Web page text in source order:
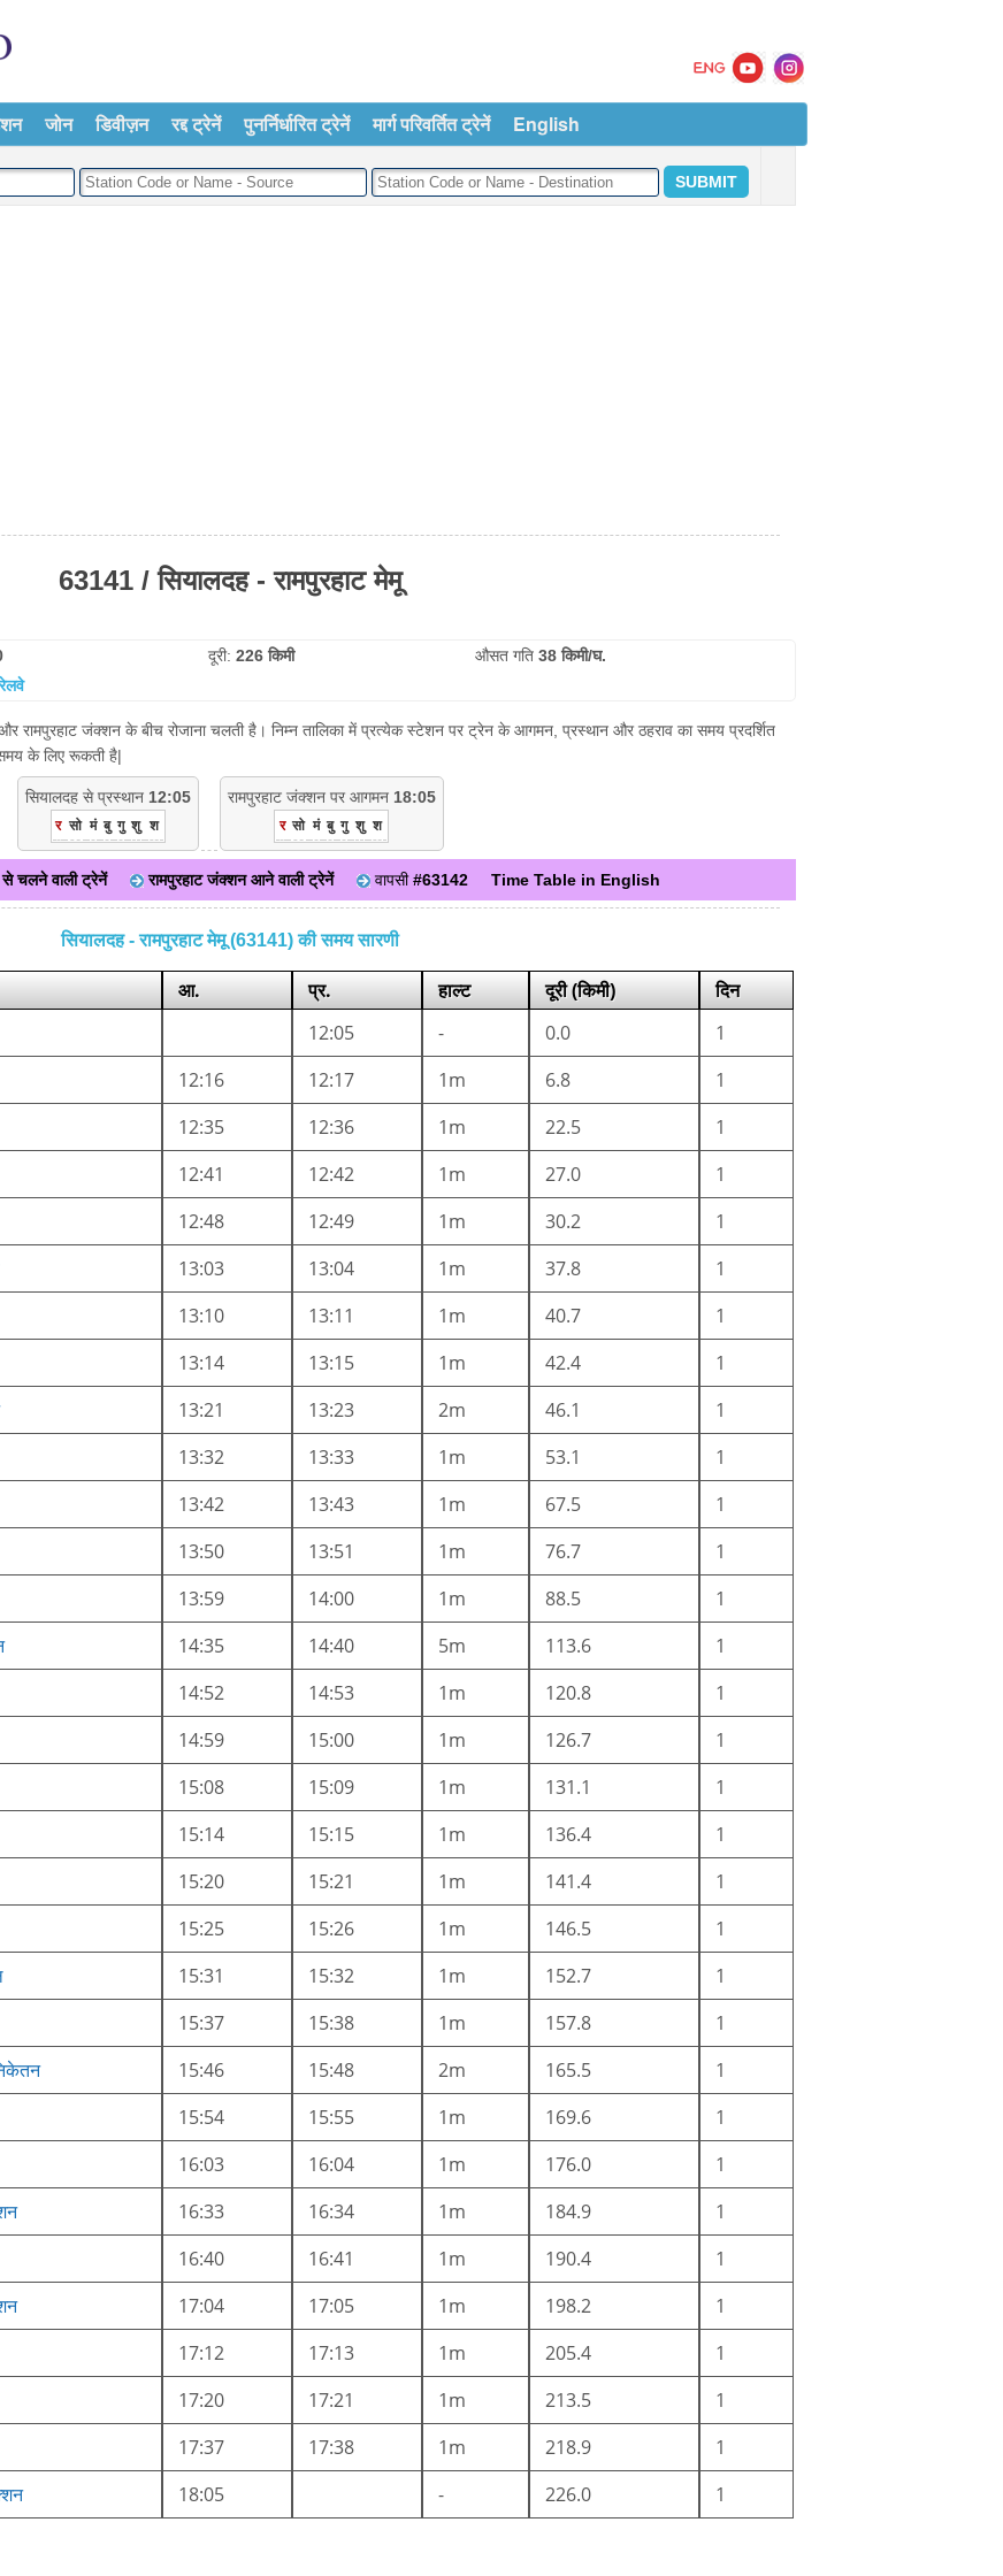
जोन डिवीज़न रद्द ट्रेनें पुनर्निर्धारित ट्रेनें मार्ग परिवर्तित ट्रेनें English
63141 / सियालदह - रामपुरहाट मेमू
दूरी: 226 किमी औसत गति 38 किमी/घ.
रेलवे
रामपुरहाट जंक्शन के बीच रोजाना चलती है। निम्न तालिका में प्रत्येक स्टेशन पर ट्रेन के आगमन, प्रस्थान और ठहराव का समय प्रदर्शित
के लिए रूकती है|
सियालदह से प्रस्थान 12:05
र सो मं बु गु शु श
रामपुरहाट जंक्शन पर आगमन 18:05
र सो मं बु गु शु श
से चलने वाली ट्रेनें रामपुरहाट जंक्शन आने वाली ट्रेनें वापसी#63142 Time Table in English
सियालदह - रामपुरहाट मेमू (63141) की समय सारणी
आ. प्र. हाल्ट दूरी (किमी)
दिन
12:05 - 0.0
1
12:16 12:17 1m 6.8
1
12:35 12:36 1m 22.5
1
12:41 12:42 1m 27.0
1
12:48 12:49 1m 30.2
1
13:03 13:04 1m 37.8
1
13:10 13:11 1m 40.7
1
13:14 13:15 1m 42.4
1
13:21 13:23 2m 46.1
1
13:32 13:33 1m 53.1
1
13:42 13:43 1m 67.5
1
13:50 13:51 1m 76.7
1
13:59 14:00 1m 88.5
1
14:35 14:40 5m 113.6
1
14:52 14:53 1m 120.8
1
14:59 15:00 1m 126.7
1
15:08 15:09 1m 131.1
1
15:14 15:15 1m 136.4
1
15:20 15:21 1m 141.4
1
15:25 15:26 1m 146.5
1
15:31 15:32 1m 152.7
1
15:37 15:38 1m 157.8
1
15:46 15:48 2m 165.5
1
15:54 15:55 1m 169.6
1
16:03 16:04 1m 176.0
1
16:33 16:34 1m 184.9
1
16:40 16:41 1m 190.4
1
17:04 17:05 1m 198.2
1
17:12 17:13 1m 205.4
1
17:20 17:21 1m 213.5
1
17:37 17:38 1m 218.9
1
18:05 - 226.0 1